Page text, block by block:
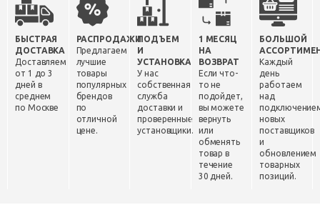
БЫСТРАЯ
ДОСТАВКА
Доставляем
от 1 до 3
дней в
среднем
по Москве
РАСПРОДАЖИ
Предлагаем
лучшие
товары
популярных
брендов
по
отличной
цене.
ПОДЪЕМ
И
УСТАНОВКА
У нас
собственная
служба
доставки и
проверенные
установщики.
1 МЕСЯЦ
НА
ВОЗВРАТ
Если что-
то не
подойдет,
вы можете
вернуть
или
обменять
товар в
течение
30 дней.
БОЛЬШОЙ
Каждый
день
работаем
над
новых
поставщиков
и
обновлением
товарных
позиций.